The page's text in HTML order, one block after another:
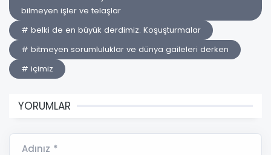
bilmeyen işler ve telaşlar
# belki de en büyük derdimiz. Koşuşturmalar
# bitmeyen sorumluluklar ve dünya gaileleri derken
# içimiz
YORUMLAR
Adınız *